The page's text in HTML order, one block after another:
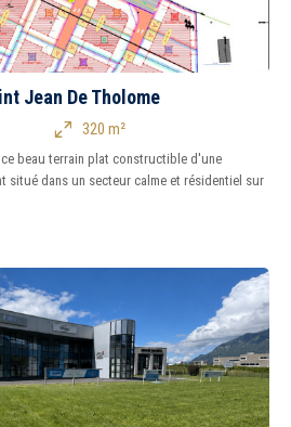
Jean De Tholome
320 m²
beau terrain plat constructible d'une
situé dans un secteur calme et résidentiel sur